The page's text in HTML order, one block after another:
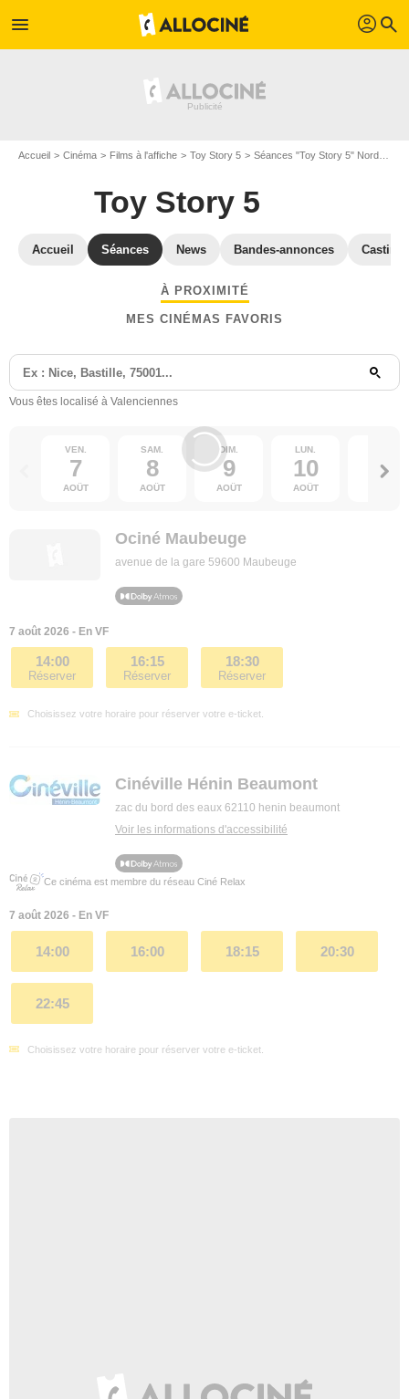
menu profil search
Accueil Cinéma Films à l'affiche Toy Story 5 Séances "Toy Story 5" Nord
Toy Story 5
Accueil Séances News Bandes-annonces Casting
À PROXIMITÉ
MES CINÉMAS FAVORIS
Vous êtes localisé à Valenciennes
VEN.
7
AOÛT
SAM.
8
AOÛT
DIM.
9
AOÛT
LUN.
10
AOÛT
11
Ociné Maubeuge
avenue de la gare 59600 Maubeuge
7 août 2026 - En VF
14:00
Réserver
16:15
Réserver
18:30
Réserver
Choisissez votre horaire pour réserver votre e-ticket.
Cinéville Hénin Beaumont
zac du bord des eaux 62110 henin beaumont
Voir les informations d'accessibilité
Ce cinéma est membre du réseau Ciné Relax
7 août 2026 - En VF
14:00 16:00 18:15 20:30
22:45
Choisissez votre horaire pour réserver votre e-ticket.